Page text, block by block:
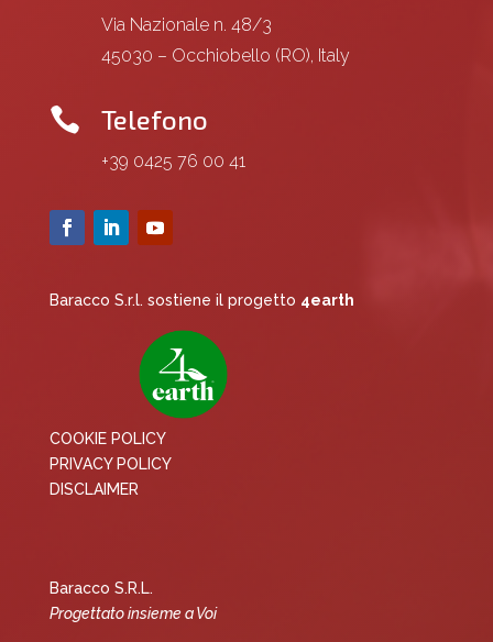
Via Nazionale n. 48/3
45030 – Occhiobello (RO), Italy
 Telefono
+39 0425 76 00 41
Baracco S.r.l. sostiene il progetto 4earth
COOKIE POLICY
PRIVACY POLICY
DISCLAIMER
Baracco S.R.L.
Progettato insieme a Voi